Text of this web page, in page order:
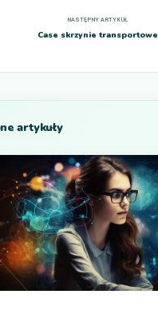
Case skrzynie transportowe
artykuły